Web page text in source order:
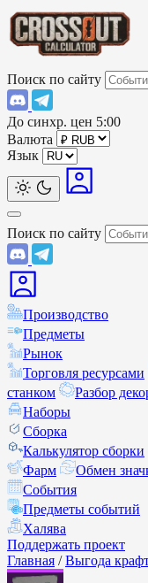
Поиск по сайту
До синхр. цен 5:00
Валюта
Язык
Поиск по сайту
Производство
Предметы
Рынок
Торговля ресурсами
станком
Разбор
Наборы
Сборка
Калькулятор сборки
Фарм
Обмен
События
Предметы событий
Халява
Поддержать проект
Главная / Выгода